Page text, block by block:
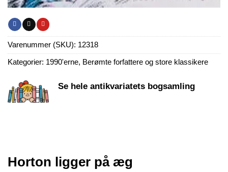
Varenummer (SKU): 12318
Kategorier: 1990'erne, Berømte forfattere og store klassikere
Se hele antikvariatets bogsamling
Horton ligger på æg